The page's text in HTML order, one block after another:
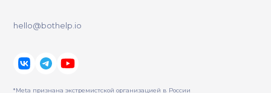
*Meta признана экстремистcкой организацией в России
hello@bothelp.io